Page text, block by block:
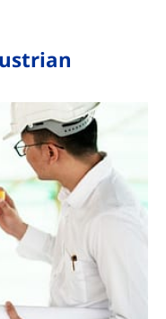
berfungsi di
anemometer dan